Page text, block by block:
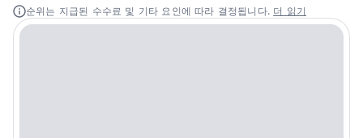
순위는 지급된 수수료 및 기타 요인에 따라 결정됩니다. 더 읽기